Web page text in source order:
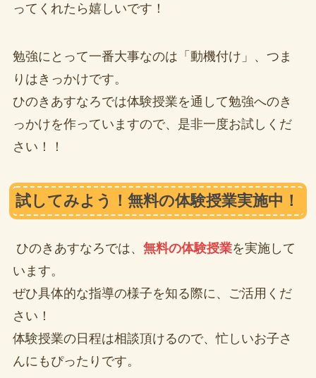
ってくれたら嬉しいです！
勉強にとって一番大事なのは「動機付け」、つま
りはきっかけです。
ひのきあすなろでは体験授業を通して勉強へのき
っかけを作っていますので、是非一度お試しくだ
さい！！
試してみよう！無料の体験授業実施中！
ひのきあすなろでは、 無料の体験授業を実施して
います。
ぜひ具体的な指導の様子を知る際に、ご活用くだ
さい！
体験授業の日程は相談頂けるので、忙しいお子さ
んにもぴったりです。